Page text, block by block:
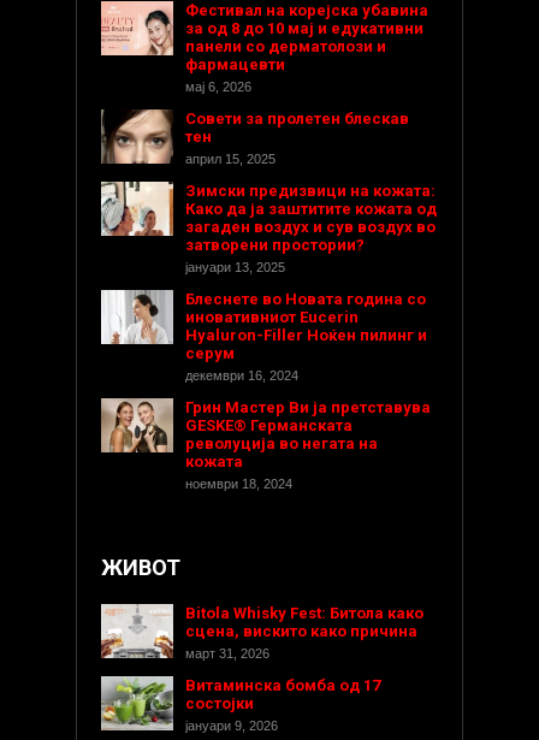
Фестивал на корејска убавина
за од 8 до 10 мај и едукативни
панели со дерматолози и
фармацевти
мај 6, 2026
Совети за пролетен блескав
тен
април 15, 2025
Зимски предизвици на кожата:
Како да ја заштитите кожата од
загаден воздух и сув воздух во
затворени простории?
јануари 13, 2025
Блеснете во Новата година со
иновативниот Eucerin
Hyaluron-Filler Ноќен пилинг и
серум
декември 16, 2024
Грин Мастер Ви ја претставува
GESKE® Германската
револуција во негата на
кожата
ноември 18, 2024
ЖИВОТ
Bitola Whisky Fest: Битола како
сцена, вискито како причина
март 31, 2026
Витаминска бомба од 17
состојки
јануари 9, 2026